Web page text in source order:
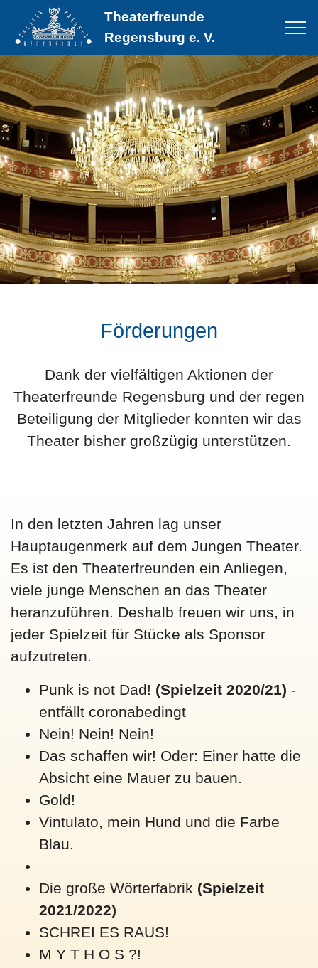
Theaterfreunde
Regensburg e. V.
Förderungen
Dank der vielfältigen Aktionen der
Theaterfreunde Regensburg und der regen
Beteiligung der Mitglieder konnten wir das
Theater bisher großzügig unterstützen.
In den letzten Jahren lag unser
Hauptaugenmerk auf dem Jungen Theater.
Es ist den Theaterfreunden ein Anliegen,
viele junge Menschen an das Theater
heranzuführen. Deshalb freuen wir uns, in
jeder Spielzeit für Stücke als Sponsor
aufzutreten.
Punk is not Dad! (Spielzeit 2020/21) -
entfällt coronabedingt
Nein! Nein! Nein!
Das schaffen wir! Oder: Einer hatte die
Absicht eine Mauer zu bauen.
Gold!
Vintulato, mein Hund und die Farbe
Blau.
Die große Wörterfabrik (Spielzeit
2021/2022)
SCHREI ES RAUS!
M Y T H O S ?!